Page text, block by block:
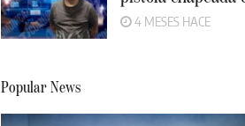
4 MESES HACE
Popular News